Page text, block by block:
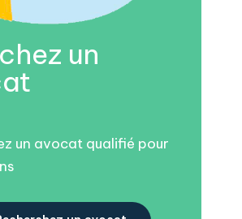
un
un avocat qualifié pour